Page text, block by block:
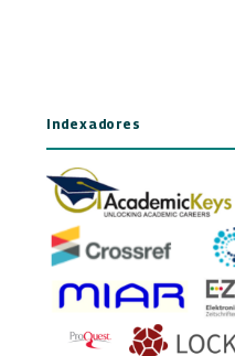
Indexadores